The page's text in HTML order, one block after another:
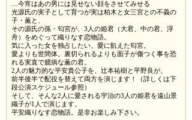
…今宵はあの男には見せない顔をさせてみせる
光源氏の実子として育つが実は柏木と女三宮との不義の
子・薫と、
その源氏の孫・匂宮が、3人の姫君（大君、中の君、浮
舟）をめぐって織りなす恋物語。
気に入った女を独占したい、愛に飢えた匂宮。
愛よりも世間体。裏切られるよりも面子が傷つく事を恐
れる実直で臆病な薫の君。
2人の魅力的な平安貴公子を、辻本祐樹と平野良が、
前半後半で配役を替えて両方を演じます！（詳しくは下
段公演スケジュール参照）
そして、そんな2人に愛される宇治の3人の姫君を遠山景
織子が1人で演じます。
平安織りなす恋物語。是非お楽しみ下さい。